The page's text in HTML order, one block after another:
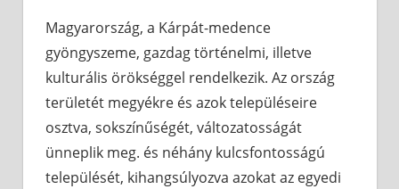
Magyarország, a Kárpát-medence
gyöngyszeme, gazdag történelmi, illetve
kulturális örökséggel rendelkezik. Az ország
területét megyékre és azok településeire
osztva, sokszínűségét, változatosságát
ünneplik meg. és néhány kulcsfontosságú
települését, kihangsúlyozva azokat az egyedi